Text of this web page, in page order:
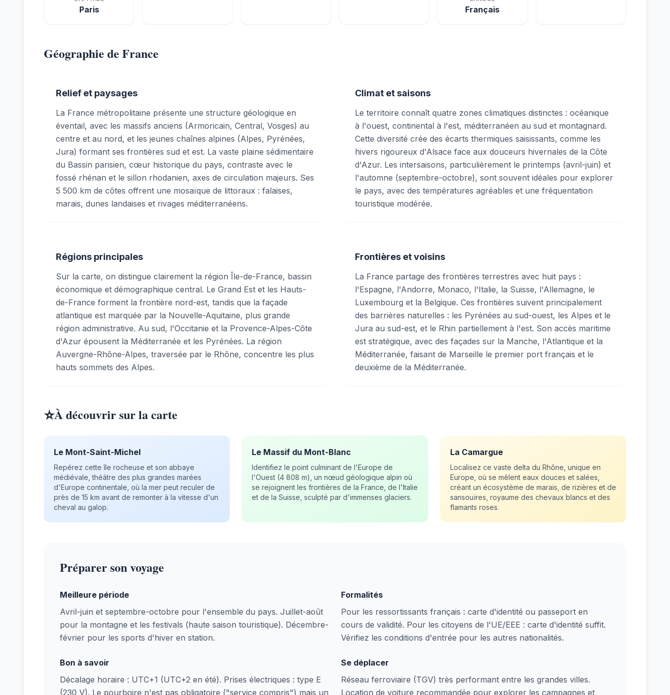
Paris Français
Géographie de France
Relief et paysages
La France métropolitaine présente une structure géologique en
éventail, avec les massifs anciens (Armoricain, Central, Vosges) au
centre et au nord, et les jeunes chaînes alpines (Alpes, Pyrénées,
Jura) formant ses frontières sud et est. La vaste plaine sédimentaire
du Bassin parisien, cœur historique du pays, contraste avec le
fossé rhénan et le sillon rhodanien, axes de circulation majeurs. Ses
5 500 km de côtes offrent une mosaïque de littoraux : falaises,
marais, dunes landaises et rivages méditerranéens.
Climat et saisons
Le territoire connaît quatre zones climatiques distinctes : océanique
à l'ouest, continental à l'est, méditerranéen au sud et montagnard.
Cette diversité crée des écarts thermiques saisissants, comme les
hivers rigoureux d'Alsace face aux douceurs hivernales de la Côte
d'Azur. Les intersaisons, particulièrement le printemps (avril-juin) et
l'automne (septembre-octobre), sont souvent idéales pour explorer
le pays, avec des températures agréables et une fréquentation
touristique modérée.
Régions principales
Sur la carte, on distingue clairement la région Île-de-France, bassin
économique et démographique central. Le Grand Est et les Hauts-
de-France forment la frontière nord-est, tandis que la façade
atlantique est marquée par la Nouvelle-Aquitaine, plus grande
région administrative. Au sud, l'Occitanie et la Provence-Alpes-Côte
d'Azur épousent la Méditerranée et les Pyrénées. La région
Auvergne-Rhône-Alpes, traversée par le Rhône, concentre les plus
hauts sommets des Alpes.
Frontières et voisins
La France partage des frontières terrestres avec huit pays :
l'Espagne, l'Andorre, Monaco, l'Italie, la Suisse, l'Allemagne, le
Luxembourg et la Belgique. Ces frontières suivent principalement
des barrières naturelles : les Pyrénées au sud-ouest, les Alpes et le
Jura au sud-est, et le Rhin partiellement à l'est. Son accès maritime
est stratégique, avec des façades sur la Manche, l'Atlantique et la
Méditerranée, faisant de Marseille le premier port français et le
deuxième de la Méditerranée.
⭐À découvrir sur la carte
Le Mont-Saint-Michel
Repérez cette île rocheuse et son abbaye
médiévale, théâtre des plus grandes marées
d'Europe continentale, où la mer peut reculer de
près de 15 km avant de remonter à la vitesse d'un
cheval au galop.
Le Massif du Mont-Blanc
Identifiez le point culminant de l'Europe de
l'Ouest (4 808 m), un nœud géologique alpin où
se rejoignent les frontières de la France, de l'Italie
et de la Suisse, sculpté par d'immenses glaciers.
La Camargue
Localisez ce vaste delta du Rhône, unique en
Europe, où se mêlent eaux douces et salées,
créant un écosystème de marais, de rizières et de
sansouïres, royaume des chevaux blancs et des
flamants roses.
Préparer son voyage
Meilleure période
Avril-juin et septembre-octobre pour l'ensemble du pays. Juillet-août
pour la montagne et les festivals (haute saison touristique). Décembre-
février pour les sports d'hiver en station.
Formalités
Pour les ressortissants français : carte d'identité ou passeport en
cours de validité. Pour les citoyens de l'UE/EEE : carte d'identité suffit.
Vérifiez les conditions d'entrée pour les autres nationalités.
Bon à savoir
Décalage horaire : UTC+1 (UTC+2 en été). Prises électriques : type E
(230 V). Le pourboire n'est pas obligatoire ("service compris") mais un
Se déplacer
Réseau ferroviaire (TGV) très performant entre les grandes villes.
Location de voiture recommandée pour explorer les campagnes et